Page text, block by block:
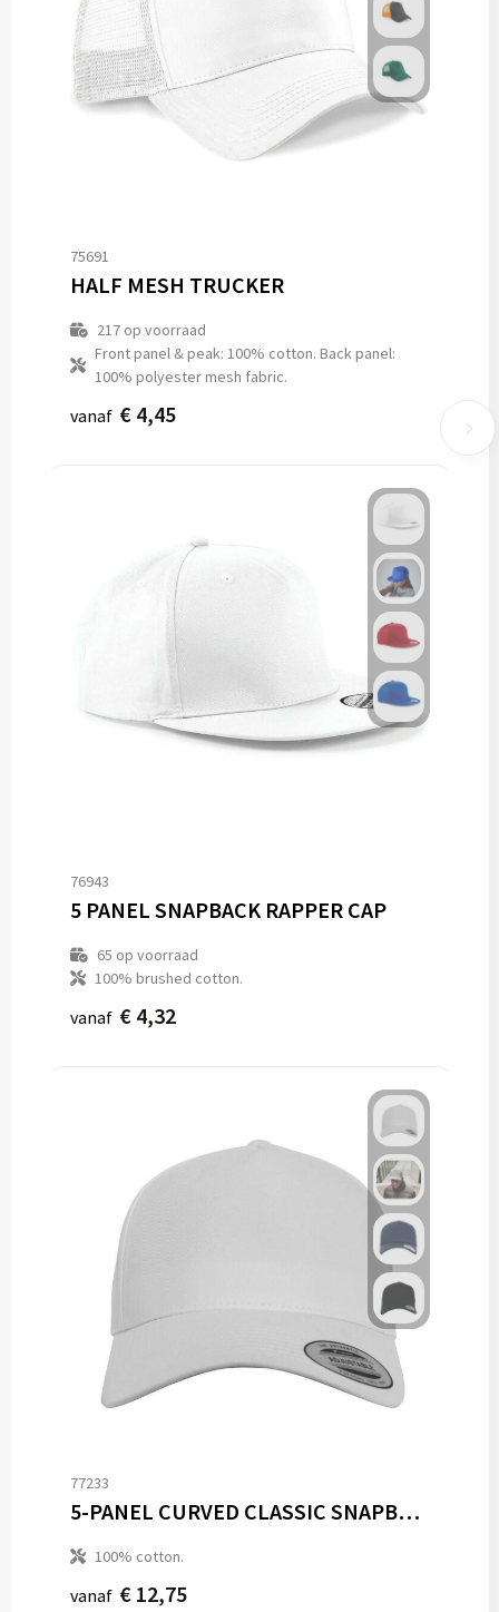
75691
HALF MESH TRUCKER
217op voorraad
Front panel & peak: 100% cotton. Back panel:
100% polyester mesh fabric.
vanaf € 4,45
76943
5 PANEL SNAPBACK RAPPER CAP
65 op voorraad
100% brushed cotton.
vanaf € 4,32
77233
5-PANEL CURVED CLASSIC SNAPBACK
100% cotton.
vanaf € 12,75